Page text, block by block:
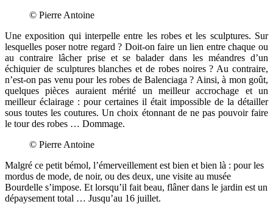
© Pierre Antoine
Une exposition qui interpelle entre les robes et les sculptures. Sur
lesquelles poser notre regard ? Doit-on faire un lien entre chaque ou
au contraire lâcher prise et se balader dans les méandres d’un
échiquier de sculptures blanches et de robes noires ? Au contraire,
n’est-on pas venu pour les robes de Balenciaga ? Ainsi, à mon goût,
quelques pièces auraient mérité un meilleur accrochage et un
meilleur éclairage : pour certaines il était impossible de la détailler
sous toutes les coutures. Un choix étonnant de ne pas pouvoir faire
le tour des robes … Dommage.
© Pierre Antoine
Malgré ce petit bémol, l’émerveillement est bien et bien là : pour les
mordus de mode, de noir, ou des deux, une visite au musée
Bourdelle s’impose. Et lorsqu’il fait beau, flâner dans le jardin est un
dépaysement total … Jusqu’au 16 juillet.